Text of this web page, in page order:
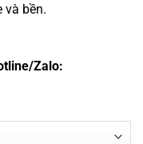
và bền.
Zalo: